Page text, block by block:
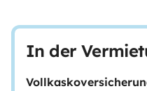
In der